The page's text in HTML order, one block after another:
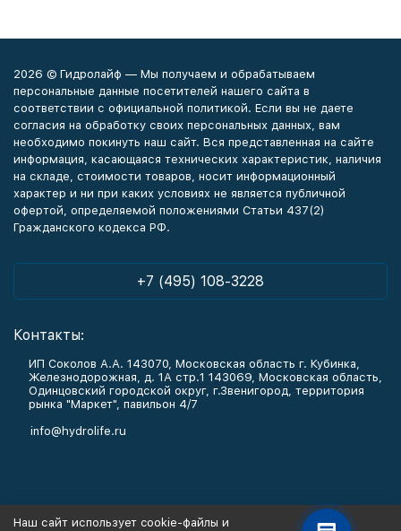
2026 © Гидролайф — Мы получаем и обрабатываем
персональные данные посетителей нашего сайта в
соответствии с официальной политикой. Если вы не даете
согласия на обработку своих персональных данных, вам
необходимо покинуть наш сайт. Вся представленная на сайте
информация, касающаяся технических характеристик, наличия
на складе, стоимости товаров, носит информационный
характер и ни при каких условиях не является публичной
офертой, определяемой положениями Статьи 437(2)
Гражданского кодекса РФ.
+7 (495) 108-3228
Контакты:
ИП Соколов А.А. 143070, Московская область г. Кубинка,
Железнодорожная, д. 1А стр.1 143069, Московская область,
Одинцовский городской округ, г.Звенигород, территория
рынка "Маркет", павильон 4/7
info@hydrolife.ru
Наш сайт использует cookie-файлы и